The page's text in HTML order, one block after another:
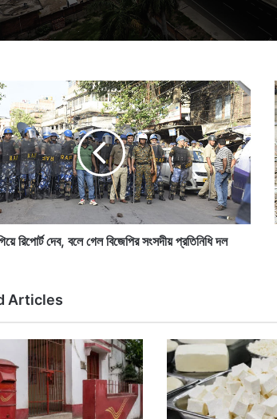
রিপোর্ট দেব, বলে গেল বিজেপির সংসদীয় প্রতিনিধি দল
Articles